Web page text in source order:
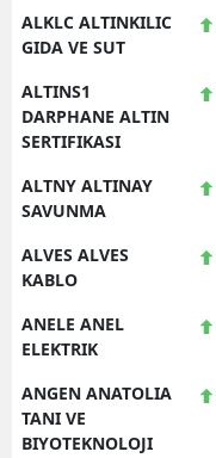
ALKLC ALTINKILIC
GIDA VE SUT
ALTINS1
DARPHANE ALTIN
SERTIFIKASI
ALTNY ALTINAY
SAVUNMA
ALVES ALVES
KABLO
ANELE ANEL
ELEKTRIK
ANGEN ANATOLIA
TANI VE
BIYOTEKNOLOJI